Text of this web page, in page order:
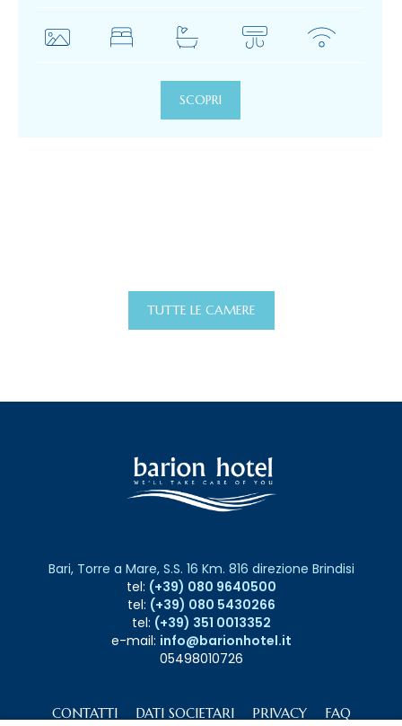
SCOPRI
TUTTE LE CAMERE
Bari, Torre a Mare, S.S. 16 Km. 816 direzione Brindisi
tel: (+39) 080 9640500
tel: (+39) 080 5430266
tel: (+39) 351 0013352
e-mail: info@barionhotel.it
05498010726
CONTATTI DATI SOCIETARI PRIVACY
FAQ